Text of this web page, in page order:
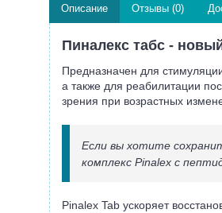
Описание Отзывы (0)
Пиналекс табс -
Предназначен для
а также для реабилитации
зрения при возрастных
Если вы хотите
комплекс Pinalex с
Pinalex Tab ускоряет